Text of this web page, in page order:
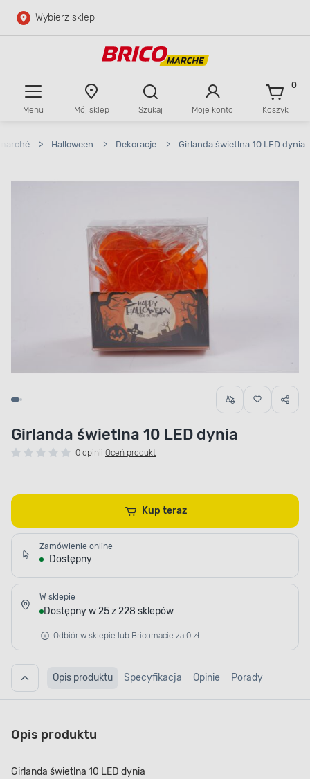
Przejdź do głównej zawartości
Wybierz sklep
Menu Mój sklep Szukaj Moje konto Koszyk
0
> Halloween > Dekoracje > Girlanda świetlna 10 LED dynia
Girlanda świetlna 10 LED dynia
0 opinii Oceń produkt
Kup teraz
Zamówienie online
Dostępny
W sklepie
Dostępny w 25 z 228 sklepów
Odbiór w sklepie lub Bricomacie za 0 zł
Opis produktu Specyfikacja Opinie Porady
Opis produktu
Girlanda świetlna 10 LED dynia